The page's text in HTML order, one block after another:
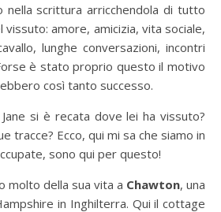
scrittura arricchendola di tutto
vissuto: amore, amicizia, vita sociale,
lunghe conversazioni, incontri
è stato proprio questo il motivo
così tanto successo.
si è recata dove lei ha vissuto?
tracce? Ecco, qui mi sa che siamo in
sono qui per questo!
molto della sua vita a Chawton, una
in Inghilterra. Qui il cottage